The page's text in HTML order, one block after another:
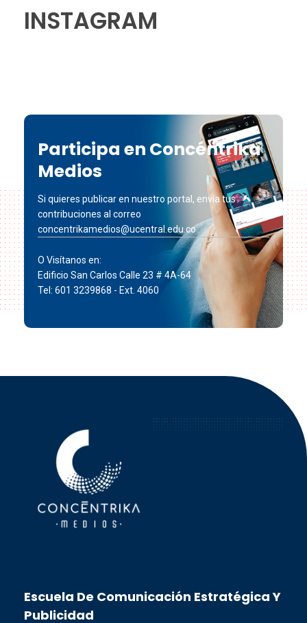
INSTAGRAM
Participa en Concéntrika
Medios
Si quieres publicar en nuestro portal, envía tus
contribuciones al correo
concentrikamedios@ucentral.edu.co
O Visítanos en:
Edificio San Carlos Calle 23 # 4A-64
Tel: 601 3239868 - Ext. 4060
Escuela De Comunicación Estratégica Y
Publicidad